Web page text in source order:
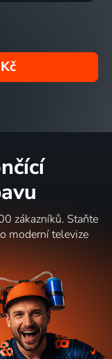
zákazníků. Staňte
moderní televize